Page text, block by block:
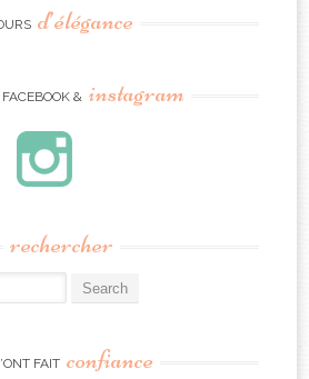
d’élégance
& instagram
rechercher
FAIT confiance